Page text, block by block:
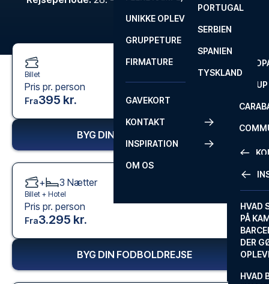
FA CUP
ROM
SEVILLA
PORTUGAL
SERBIEN
SPANIEN
TYSKLAND
UNIKKE OPLEVELSER
GRUPPETURE
FIRMATURE
GAVEKORT
KONTAKT
FAQ
INSPIRATION
HVAD
PÅ
DER
HVAD
OM OS
Billet
Pris pr. person
Fra395 kr.
BYG DIN FODBOLDREJSE
+ 3 Nætter
Billet + Hotel
Pris pr. person
Fra3.295 kr.
BYG DIN FODBOLDREJSE